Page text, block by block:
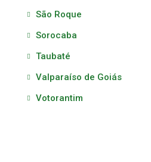
São Roque
Sorocaba
Taubaté
Valparaíso de Goiás
Votorantim